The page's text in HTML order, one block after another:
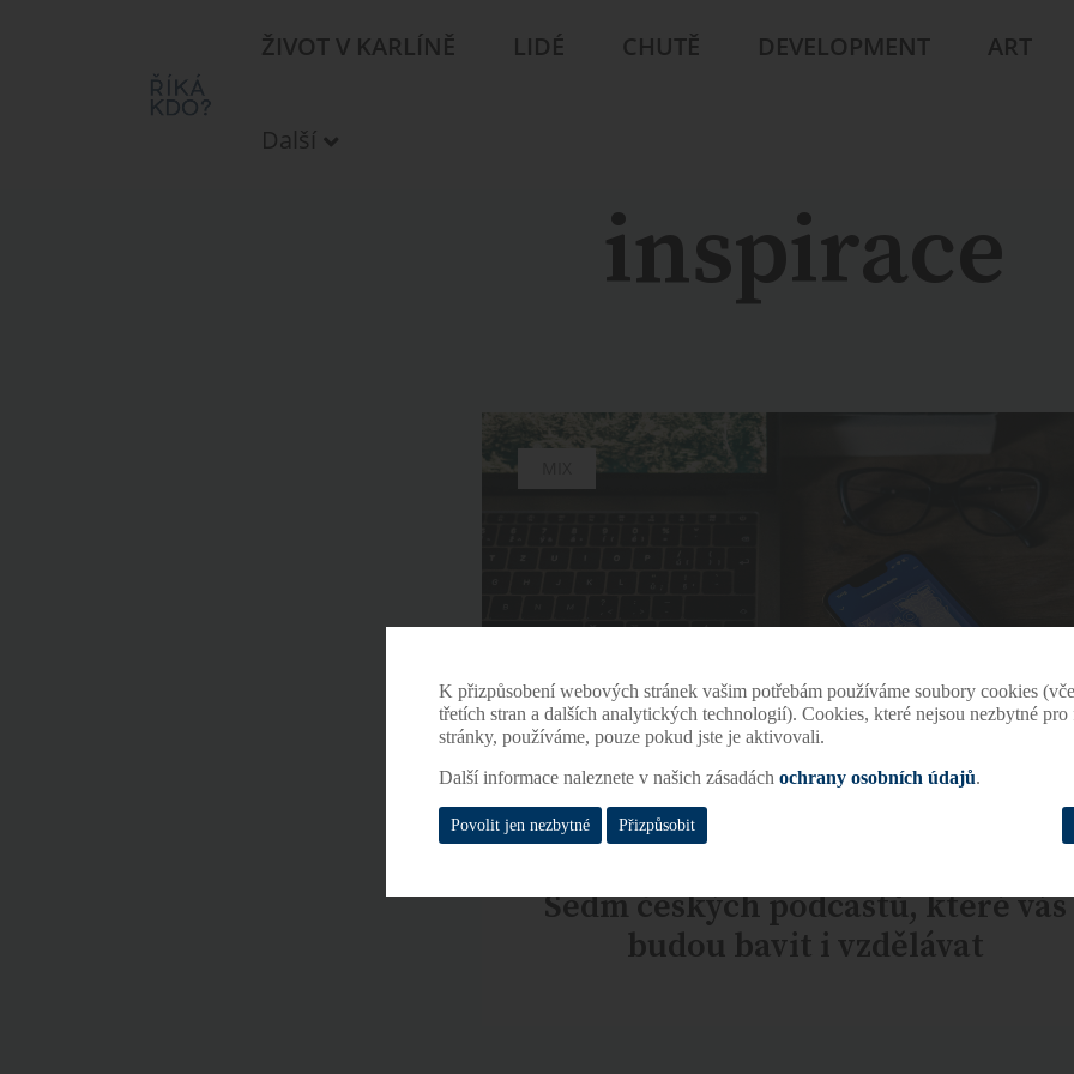
ŽIVOT V KARLÍNĚ LIDÉ CHUTĚ DEVELOPMENT ART
Další
inspirace
Sedm českých podcastů, které vás
budou bavit i vzdělávat
K přizpůsobení webových stránek vašim potřebám používáme soubory cookies
třetích stran a dalších analytických technologií). Cookies, které nejsou nezbytné
stránky, používáme, pouze pokud jste je aktivovali.
Další informace naleznete v našich zásadách ochrany osobních údajů.
Povolit jen nezbytné Přizpůsobit